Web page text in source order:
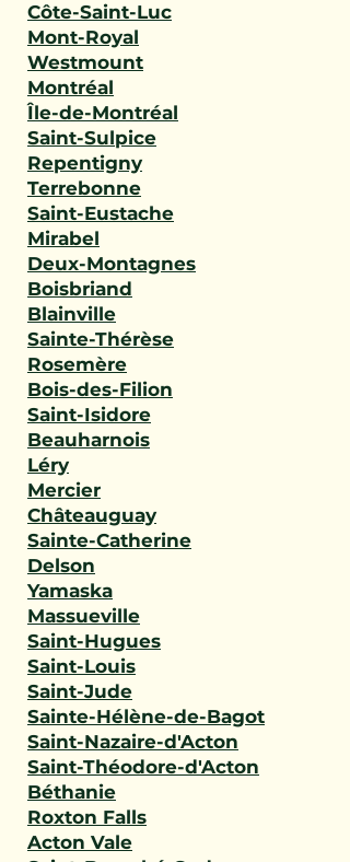
Côte-Saint-Luc
Mont-Royal
Westmount
Montréal
Île-de-Montréal
Saint-Sulpice
Repentigny
Terrebonne
Saint-Eustache
Mirabel
Deux-Montagnes
Boisbriand
Blainville
Sainte-Thérèse
Rosemère
Bois-des-Filion
Saint-Isidore
Beauharnois
Léry
Mercier
Châteauguay
Sainte-Catherine
Delson
Yamaska
Massueville
Saint-Hugues
Saint-Louis
Saint-Jude
Sainte-Hélène-de-Bagot
Saint-Nazaire-d'Acton
Saint-Théodore-d'Acton
Béthanie
Roxton Falls
Acton Vale